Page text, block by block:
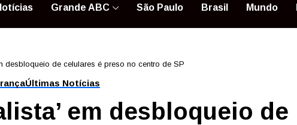
Grande ABC São Paulo Brasil Mundo
desbloqueio de celulares é preso no centro de SP
Últimas Notícias
em desbloqueio de